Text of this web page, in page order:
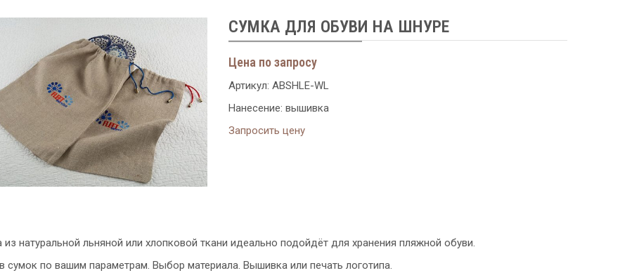
СУМКА ДЛЯ ОБУВИ НА ШНУРЕ
Цена по запросу
Артикул:ABSHLE-WL
Нанесение: вышивка
Запросить цену
из натуральной льняной или хлопковой ткани идеально подойдёт для хранения пляжной обуви.
сумок по вашим параметрам. Выбор материала. Вышивка или печать логотипа.